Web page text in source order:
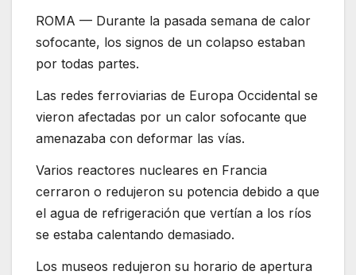
ROMA — Durante la pasada semana de calor
sofocante, los signos de un colapso estaban
por todas partes.
Las redes ferroviarias de Europa Occidental se
vieron afectadas por un calor sofocante que
amenazaba con deformar las vías.
Varios reactores nucleares en Francia
cerraron o redujeron su potencia debido a que
el agua de refrigeración que vertían a los ríos
se estaba calentando demasiado.
Los museos redujeron su horario de apertura